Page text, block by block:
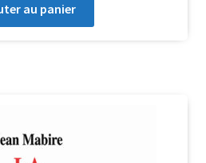
au panier